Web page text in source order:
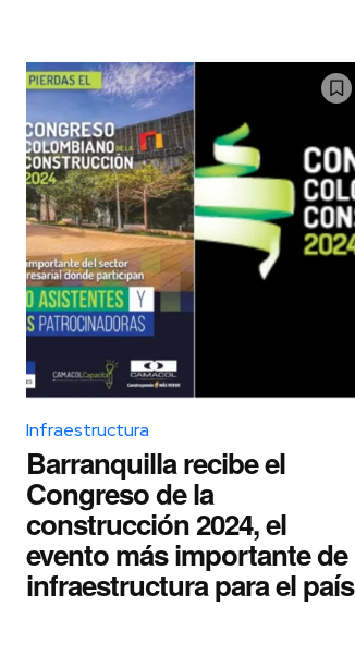
Infraestructura
Barranquilla recibe el
Congreso de la
construcción 2024, el
evento más importante de
infraestructura para el país